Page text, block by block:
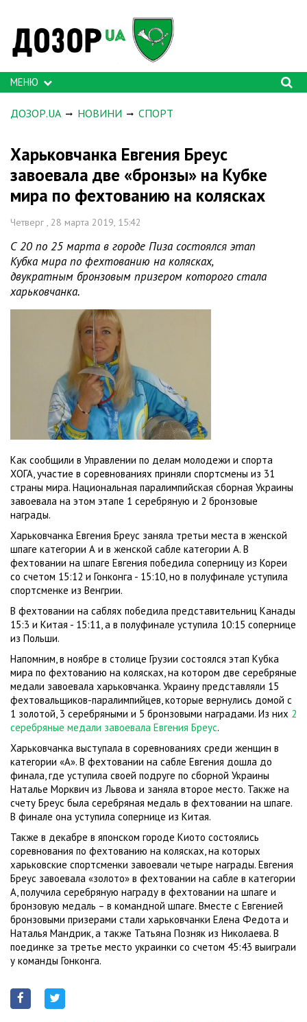
МЕНЮ
ДОЗОР.UA НОВИНИ СПОРТ
Харьковчанка Евгения Бреус
завоевала две «бронзы» на Кубке
мира по фехтованию на колясках
Четверг , 28 марта 2019, 15:42
С 20 по 25 марта в городе Пиза состоялся этап
Кубка мира по фехтованию на колясках,
двукратным бронзовым призером которого стала
харьковчанка.
Как сообщили в Управлении по делам молодежи и спорта
ХОГА, участие в соревнованиях приняли спортсмены из 31
страны мира. Национальная паралимпийская сборная Украины
завоевала на этом этапе 1 серебряную и 2 бронзовые
награды.
Харьковчанка Евгения Бреус заняла третьи места в женской
шпаге категории А и в женской сабле категории А. В
фехтовании на шпаге Евгения победила соперницу из Кореи
со счетом 15:12 и Гонконга - 15:10, но в полуфинале уступила
спортсменке из Венгрии.
В фехтовании на саблях победила представительниц Канады
15:3 и Китая - 15:11, а в полуфинале уступила 10:15 сопернице
из Польши.
Напомним, в ноябре в столице Грузии состоялся этап Кубка
мира по фехтованию на колясках, на котором две серебряные
медали завоевала харьковчанка. Украину представляли 15
фехтовальщиков-паралимпийцев, которые вернулись домой с
1 золотой, 3 серебряными и 5 бронзовыми наградами. Из них 2
серебряные медали завоевала Евгения Бреус.
Харьковчанка выступала в соревнованиях среди женщин в
категории «А». В фехтовании на сабле Евгения дошла до
финала, где уступила своей подруге по сборной Украины
Наталье Морквич из Львова и заняла второе место. Также на
счету Бреус была серебряная медаль в фехтовании на шпаге.
В финале она уступила сопернице из Китая.
Также в декабре в японском городе Киото состоялись
соревнования по фехтованию на колясках, на которых
харьковские спортсменки завоевали четыре награды. Евгения
Бреус завоевала «золото» в фехтовании на сабле в категории
А, получила серебряную награду в фехтовании на шпаге и
бронзовую медаль – в командной шпаге. Вместе с Евгенией
бронзовыми призерами стали харьковчанки Елена Федота и
Наталья Мандрик, а также Татьяна Позняк из Николаева. В
поединке за третье место украинки со счетом 45:43 выиграли
у команды Гонконга.